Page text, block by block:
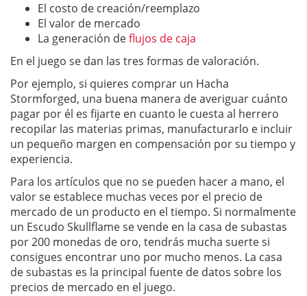
El costo de creación/reemplazo
El valor de mercado
La generación deflujos de caja
En el juego se dan las tres formas de valoración.
Por ejemplo, si quieres comprar un Hacha
Stormforged, una buena manera de averiguar cuánto
pagar por él es fijarte en cuanto le cuesta al herrero
recopilar las materias primas, manufacturarlo e incluir
un pequeño margen en compensación por su tiempo y
experiencia.
Para los artículos que no se pueden hacer a mano, el
valor se establece muchas veces por el precio de
mercado de un producto en el tiempo. Si normalmente
un Escudo Skullflame se vende en la casa de subastas
por 200 monedas de oro, tendrás mucha suerte si
consigues encontrar uno por mucho menos. La casa
de subastas es la principal fuente de datos sobre los
precios de mercado en el juego.